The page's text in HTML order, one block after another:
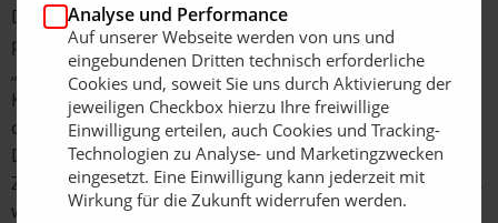
Die Herausforderung ging allerdings noch über die
passende Farbe der Pflasterklinker hinaus. Tobias Heim:
„Strangpress-Klinker als Würfel mit exakt 14 Zentimeter
Kantenlänge herzustellen, ist technisch kaum
darstellbar. Wir konnten uns dann aber mit der
Denkmalpflege darauf einigen, dass die Ziegel mit 15
Zentimeter Kantenlänge etwas größer ausfallen würden,
was sich auf das Gesamtbild der Pflasterung aber nicht
Analyse und Performance
Auf unserer Webseite werden von uns und
eingebundenen Dritten technisch erforderliche
Cookies und, soweit Sie uns durch Aktivierung der
jeweiligen Checkbox hierzu Ihre freiwillige
Einwilligung erteilen, auch Cookies und Tracking-
Technologien zu Analyse- und Marketingzwecken
eingesetzt. Eine Einwilligung kann jederzeit mit
Wirkung für die Zukunft widerrufen werden.